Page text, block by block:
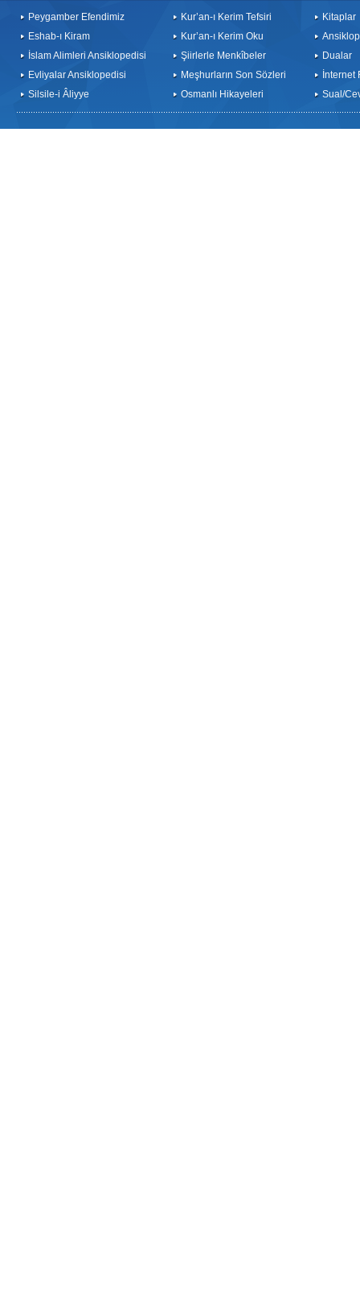
Peygamber Efendimiz
Eshab-ı Kiram
İslam Alimleri Ansiklopedisi
Evliyalar Ansiklopedisi
Silsile-i Âliyye
Kur’an-ı Kerim Tefsiri
Kur’an-ı Kerim Oku
Şiirlerle Menkîbeler
Meşhurların Son Sözleri
Osmanlı Hikayeleri
Kitaplar
Dualar
İnternet
Sual/